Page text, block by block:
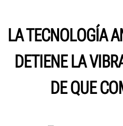
LA TECNOLOGÍA
DETIENE LA
DE QUE